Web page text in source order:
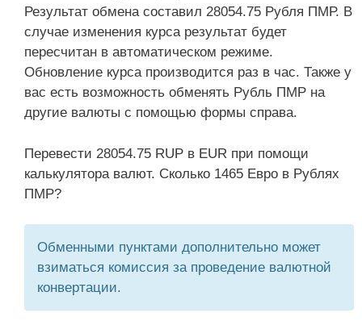
Результат обмена составил 28054.75 Рубля ПМР. В
случае изменения курса результат будет
пересчитан в автоматическом режиме.
Обновление курса производится раз в час. Также у
вас есть возможность обменять Рубль ПМР на
другие валюты с помощью формы справа.
Перевести 28054.75 RUP в EUR при помощи
калькулятора валют. Сколько 1465 Евро в Рублях
ПМР?
Обменными пунктами дополнительно может
взиматься комиссия за проведение валютной
конвертации.